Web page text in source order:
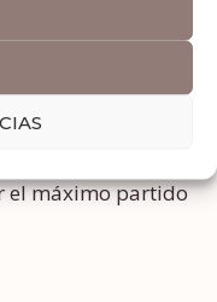
ambos
te compartiré
el máximo partido